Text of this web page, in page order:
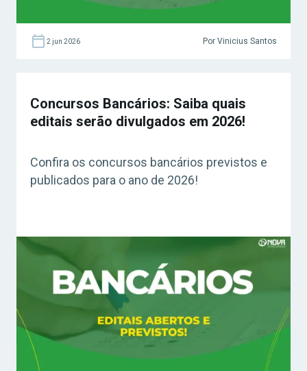
2 jun 2026 Por Vinicius Santos
Concursos Bancários: Saiba quais
editais serão divulgados em 2026!
Confira os concursos bancários previstos e
publicados para o ano de 2026!